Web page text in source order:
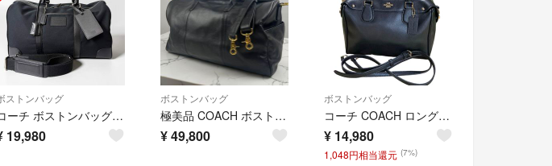
ストンバッグ
コーチ ボストンバッグ 5964 ナイロン レザー 2way 黒 大容量 旅行
19,980
ボストンバッグ
極美品 COACH ボストンバッグ 2way レザー 大容量 レクサス コラボ
¥49,800
ボストンバッグ
コーチ COACH ロングセラー定番の人気2WAボストンバッグ 高級ソフトレザー
¥ 14,980
1,048円相当還元 (7%)